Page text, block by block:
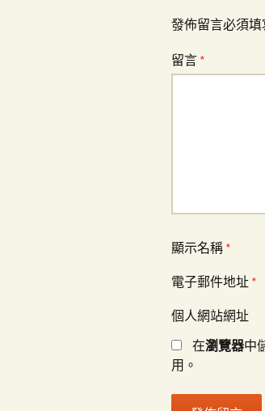
發佈留言必須
留言 *
顯示名稱 *
電子郵件地址 *
個人網站網址
在瀏覽器中
用。